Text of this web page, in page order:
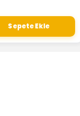
Sepete Ekle